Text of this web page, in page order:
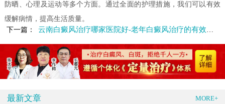
防晒、心理及运动等多个方面。通过全面的护理措施，我们可以有效
缓解病情，提高生活质量。
下一篇：
云南白癜风治疗哪家医院好-老年白癜风治疗的有效方法有哪些
最新文章 MORE+